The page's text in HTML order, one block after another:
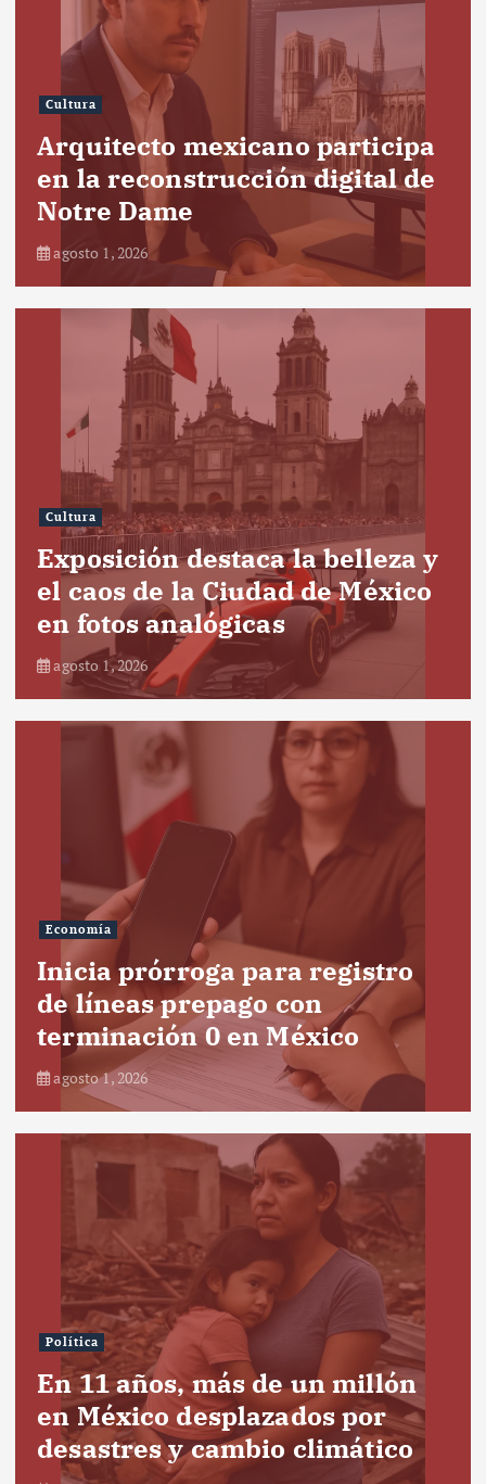
Cultura
Arquitecto mexicano participa
en la reconstrucción digital de
Notre Dame
agosto 1, 2026
Cultura
Exposición destaca la belleza y
el caos de la Ciudad de México
en fotos analógicas
agosto 1, 2026
Economía
Inicia prórroga para registro
de líneas prepago con
terminación 0 en México
agosto 1, 2026
Política
En 11 años, más de un millón
en México desplazados por
desastres y cambio climático